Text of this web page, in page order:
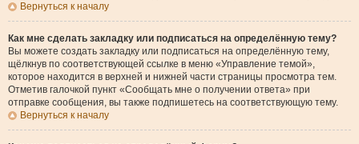
Вернуться к началу
Как мне сделать закладку или подписаться на определённую тему?
Вы можете создать закладку или подписаться на определённую тему,
щёлкнув по соответствующей ссылке в меню «Управление темой»,
которое находится в верхней и нижней части страницы просмотра тем.
Отметив галочкой пункт «Сообщать мне о получении ответа» при
отправке сообщения, вы также подпишетесь на соответствующую тему.
Вернуться к началу